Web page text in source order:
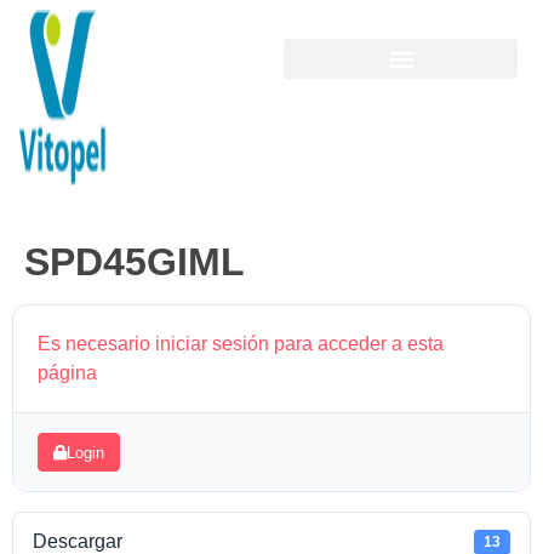
SPD45GIML
Es necesario iniciar sesión para acceder a esta
página
Login
Descargar 13